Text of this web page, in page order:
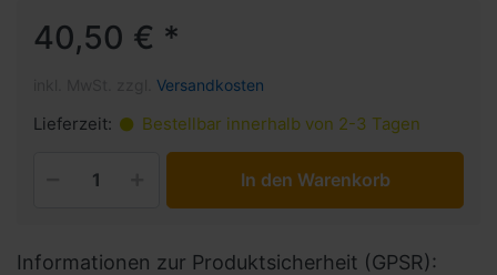
40,50 € *
Versandkosten
Lieferzeit: Bestellbar innerhalb von 2-3 Tagen
In den Warenkorb
Informationen zur Produktsicherheit (GPSR):